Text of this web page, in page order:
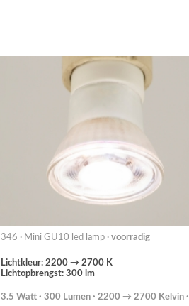
346 · Mini GU10 led lamp · voorradig
Lichtkleur: 2200 → 2700 K
Lichtopbrengst: 300 lm
3.5 Watt · 300 Lumen · 2200 → 2700 Kelvin ·